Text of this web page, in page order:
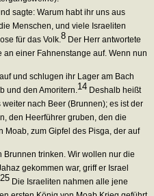
sagte: Warum habt ihr uns aus
Menschen, und viele Israeliten
für das Volk.8 Der Herr antwortete
einer Fahnenstange auf. Wenn nun
und schlugen ihr Lager am Bach
und den Amoritern.14 Deshalb heißt
weiter nach Beer (Brunnen); es ist der
den Heerführer gruben, den die
Moab, zum Gipfel des Pisga, der auf
trinken. Wir wollen nur die
gekommen war, griff er Israel
25 Die Israeliten nahmen alle jene